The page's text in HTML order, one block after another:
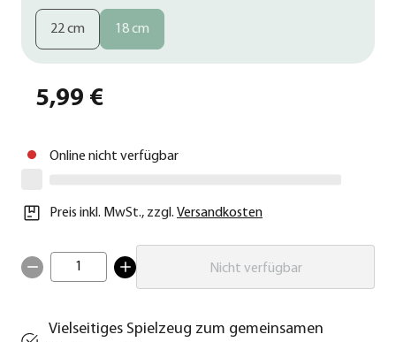
22 cm 18 cm
5,99 €
Online nicht verfügbar
Preis inkl. MwSt., zzgl. Versandkosten
1 Nicht verfügbar
Vielseitiges Spielzeug zum gemeinsamen